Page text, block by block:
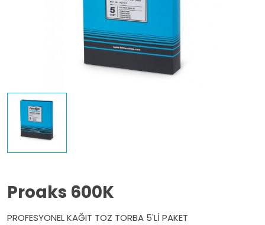
Proaks 600K
PROFESYONEL KAĞIT TOZ TORBA 5'Lİ PAKET